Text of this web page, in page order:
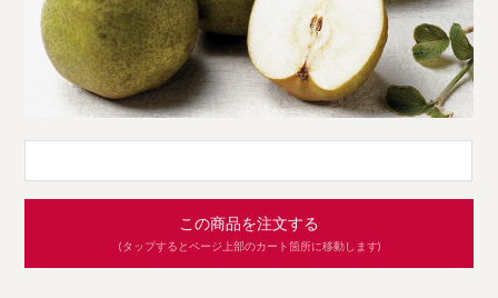
この商品を注文する
(タップするとページ上部のカート箇所に移動します)